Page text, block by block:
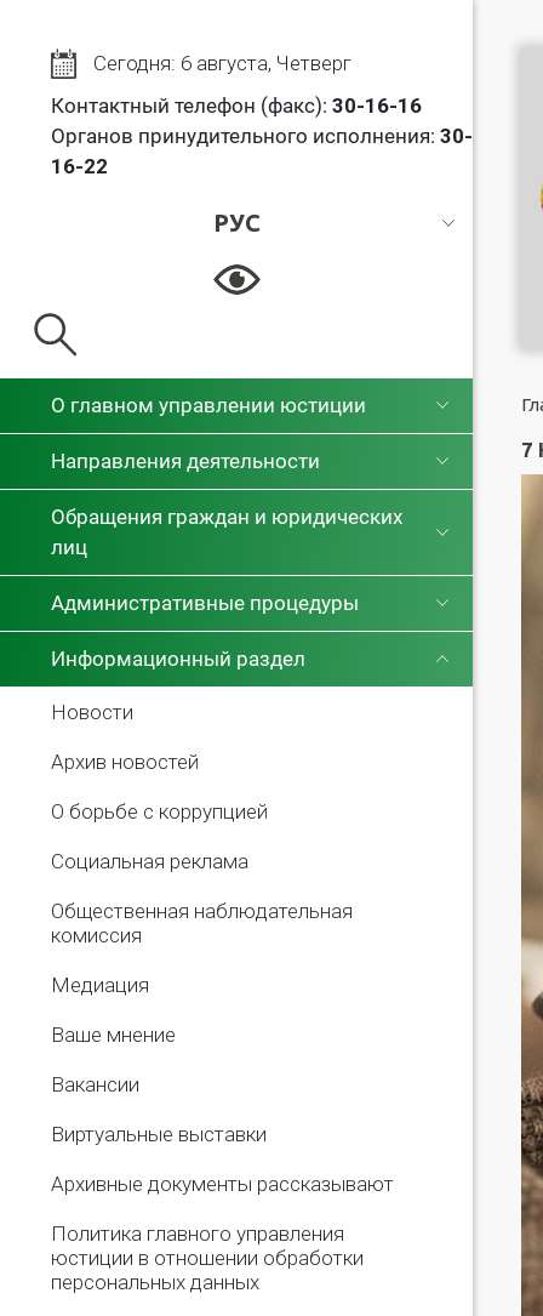
Сегодня: 6 августа, Четверг
Контактный телефон (факс): 30-16-16
Органов принудительного исполнения: 30-
16-22
РУС
РУС
О главном управлении юстиции
Направления деятельности
Обращения граждан и юридических
лиц
Административные процедуры
Информационный раздел
Новости
Архив новостей
О борьбе с коррупцией
Социальная реклама
Общественная наблюдательная
комиссия
Медиация
Ваше мнение
Вакансии
Виртуальные выставки
Архивные документы рассказывают
Политика главного управления
юстиции в отношении обработки
персональных данных
7